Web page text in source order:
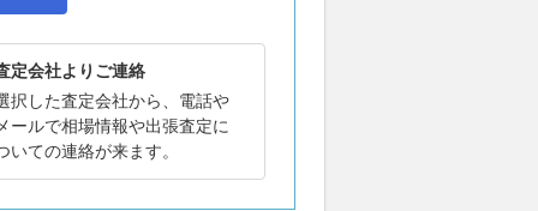
定会社よりご連絡
択した査定会社から、電話や
ールで相場情報や出張査定に
いての連絡が来ます。